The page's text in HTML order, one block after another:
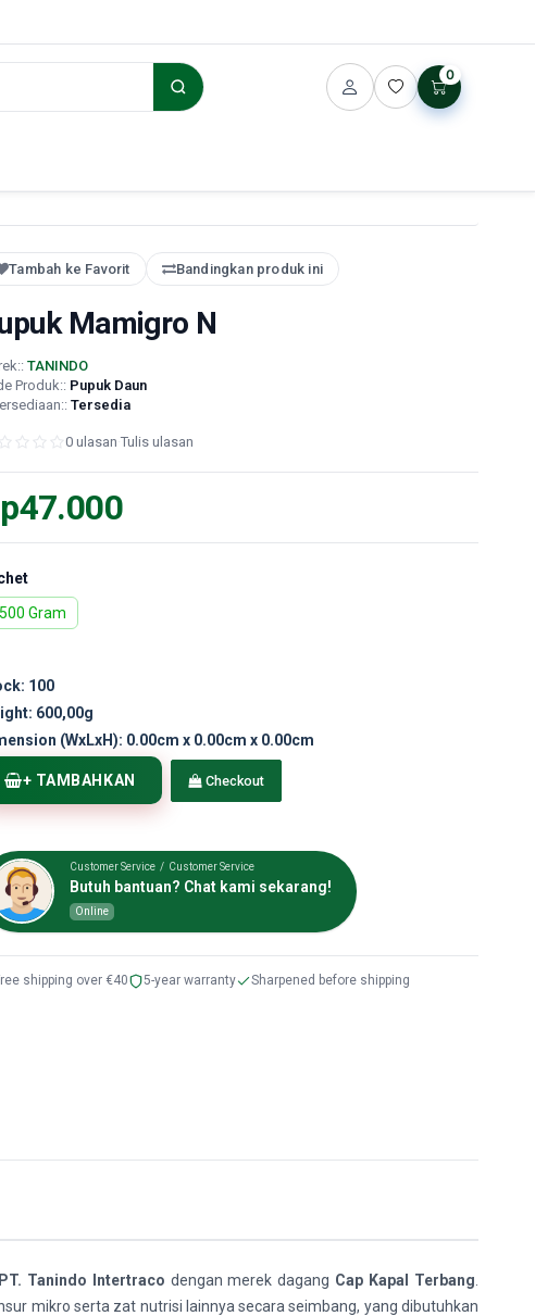
0
Tambah ke Favorit Bandingkan produk ini
Mamigro N
TANINDO
Produk:: Pupuk Daun
Tersedia
0 ulasan Tulis ulasan
500 Gram
100
600,00g
(WxLxH): 0.00cm x 0.00cm x 0.00cm
+ TAMBAHKAN Checkout
Customer Service / Customer Service
Butuh bantuan? Chat kami sekarang!
Online
shipping over €40 5-year warranty Sharpened before shipping
PT. Tanindo Intertraco dengan merek dagang Cap Kapal Terbang
mikro serta zat nutrisi lainnya secara seimbang, yang dibutuhkan